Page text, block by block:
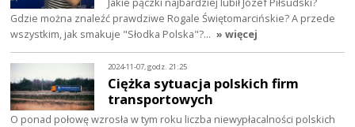
Gdzie można znaleźć prawdziwe Rogale Świętomarcińskie? A przede
wszystkim, jak smakuje "Słodka Polska"?… » więcej
2024-11-07, godz. 21:25
Ciężka sytuacja polskich firm
transportowych
O ponad połowę wzrosła w tym roku liczba niewypłacalności polskich